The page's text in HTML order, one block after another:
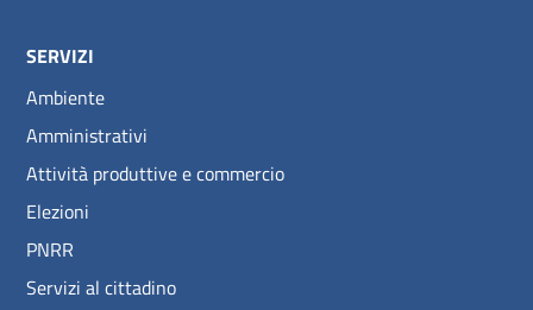
SERVIZI
Ambiente
Amministrativi
Attività produttive e commercio
Elezioni
PNRR
Servizi al cittadino